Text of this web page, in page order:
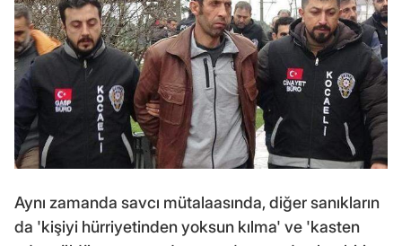
Aynı zamanda savcı mütalaasında, diğer sanıkların
da 'kişiyi hürriyetinden yoksun kılma' ve 'kasten